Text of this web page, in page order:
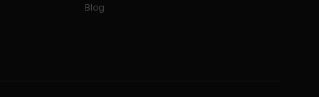
Blog